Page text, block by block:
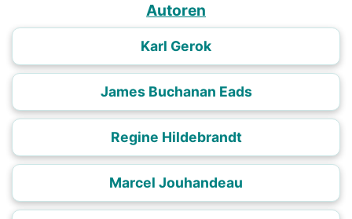
Autoren
Karl Gerok
James Buchanan Eads
Regine Hildebrandt
Marcel Jouhandeau